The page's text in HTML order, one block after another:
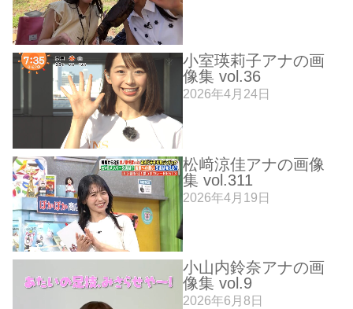
小室瑛莉子アナの画
像集 vol.36
2026年4月24日
松﨑涼佳アナの画像
集 vol.311
2026年4月19日
小山内鈴奈アナの画
像集 vol.9
2026年6月8日